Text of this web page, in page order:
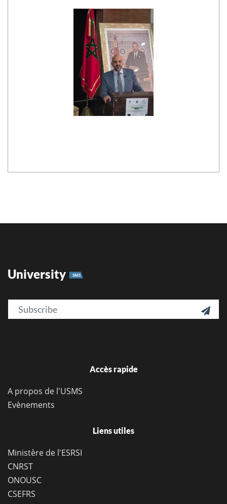
University SMS
Email 
Accès rapide
A propos de l'USMS
Evènements
Liens utiles
Ministère de l'ESRSI
CNRST
ONOUSC
CSEFRS